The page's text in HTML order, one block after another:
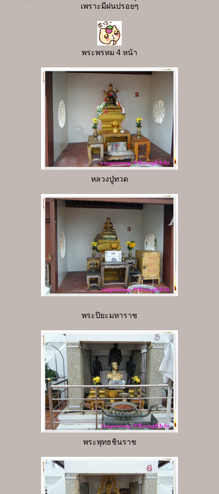
เพราะมีฝนปรอยๆ
พระพรหม 4 หน้า
หลวงปู่ทวด
พระปิยะมหาราช
พระพุทธชินราช